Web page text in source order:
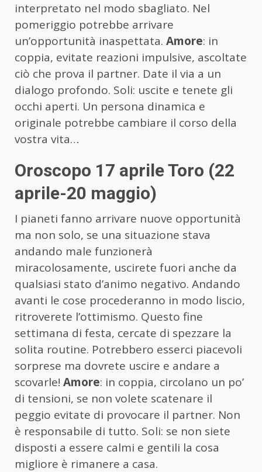
interpretato nel modo sbagliato. Nel
pomeriggio potrebbe arrivare
un’opportunità inaspettata. Amore: in
coppia, evitate reazioni impulsive, ascoltate
ciò che prova il partner. Date il via a un
dialogo profondo. Soli: uscite e tenete gli
occhi aperti. Un persona dinamica e
originale potrebbe cambiare il corso della
vostra vita…
Oroscopo 17 aprile Toro (22
aprile-20 maggio)
I pianeti fanno arrivare nuove opportunità
ma non solo, se una situazione stava
andando male funzionerà
miracolosamente, uscirete fuori anche da
qualsiasi stato d’animo negativo. Andando
avanti le cose procederanno in modo liscio,
ritroverete l’ottimismo. Questo fine
settimana di festa, cercate di spezzare la
solita routine. Potrebbero esserci piacevoli
sorprese ma dovrete uscire e andare a
scovarle! Amore: in coppia, circolano un po’
di tensioni, se non volete scatenare il
peggio evitate di provocare il partner. Non
è responsabile di tutto. Soli: se non siete
disposti a essere calmi e gentili la cosa
migliore è rimanere a casa.